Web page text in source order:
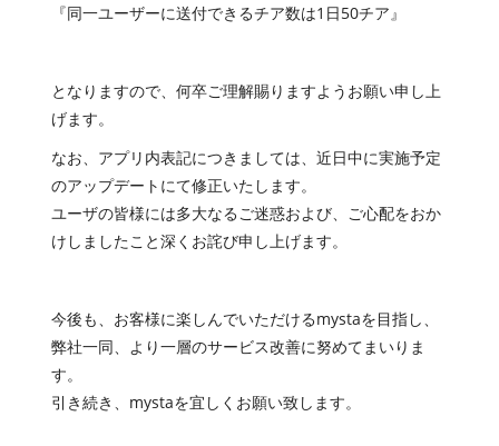
『同一ユーザーに送付できるチア数は1日50チア』
となりますので、何卒ご理解賜りますようお願い申し上
げます。
なお、アプリ内表記につきましては、近日中に実施予定
のアップデートにて修正いたします。
ユーザの皆様には多大なるご迷惑および、ご心配をおか
けしましたこと深くお詫び申し上げます。
今後も、お客様に楽しんでいただけるmystaを目指し、
弊社一同、より一層のサービス改善に努めてまいりま
す。
引き続き、mystaを宜しくお願い致します。